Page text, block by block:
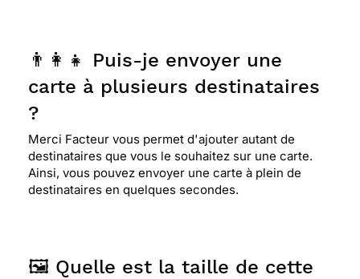
👨‍👩‍👧 Puis-je envoyer une
carte à plusieurs destinataires
?
Merci Facteur vous permet d'ajouter autant de
destinataires que vous le souhaitez sur une carte.
Ainsi, vous pouvez envoyer une carte à plein de
destinataires en quelques secondes.
🖼️ Quelle est la taille de cette